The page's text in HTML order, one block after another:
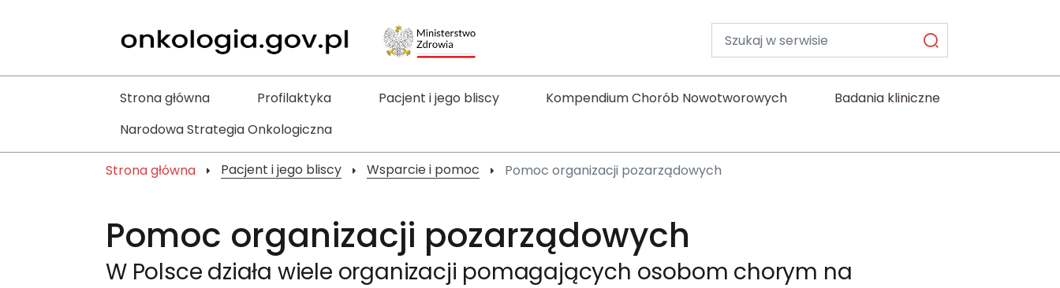
Wyszukiwarka
Strona główna Profilaktyka Pacjent i jego bliscy Kompendium Chorób Nowotworowych
Badania kliniczne
Narodowa Strategia Onkologiczna
Strona główna Pacjent i jego bliscy Wsparcie i pomoc Pomoc organizacji pozarządowych
Pomoc organizacji pozarządowych
W Polsce działa wiele organizacji pomagających osobom chorym na